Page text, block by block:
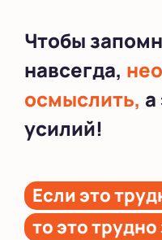
Чтобы
навсегда,
осмыслить, а
усилий!
Если это
то это